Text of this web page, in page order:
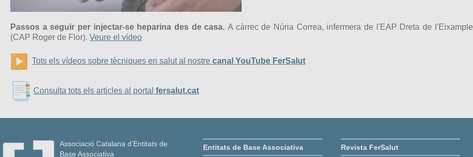
Passos a seguir per injectar-se heparina des de casa. A càrrec de Núria Correa, infermera de l'EAP Dreta de l'Eixample
(CAP Roger de Flor). Veure el vídeo
Tots els vídeos sobre tècniques en salut al nostre canal YouTube FerSalut
Consulta tots els articles al portal fersalut.cat
Associació Catalana d’Entitats de
Base Associativa
Entitats de Base Associativa Revista FerSalut